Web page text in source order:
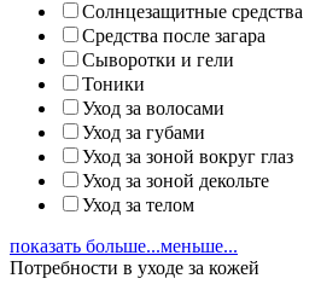
Солнцезащитные средства
Средства после загара
Сыворотки и гели
Тоники
Уход за волосами
Уход за губами
Уход за зоной вокруг глаз
Уход за зоной декольте
Уход за телом
показать больше...меньше...
Потребности в уходе за кожей